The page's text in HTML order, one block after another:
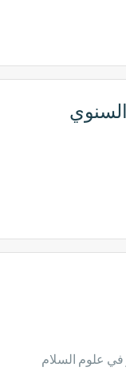
علوم السلام